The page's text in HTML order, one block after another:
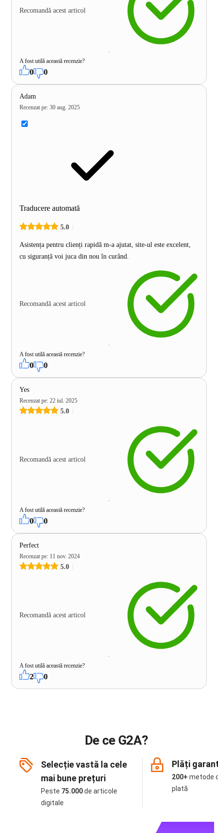
Recomandă acest articol
A fost utilă această recenzie?
0 0
Adam
Recenzat pe: 30 aug. 2025
Traducere automată
5.0
Asistența pentru clienți rapidă m-a ajutat, site-ul este excelent,
cu siguranță voi juca din nou în curând.
Recomandă acest articol
A fost utilă această recenzie?
0 0
Yes
Recenzat pe: 22 iul. 2025
5.0
Recomandă acest articol
A fost utilă această recenzie?
0 0
Perfect
Recenzat pe: 11 nov. 2024
5.0
Recomandă acest articol
A fost utilă această recenzie?
2 0
De ce G2A?
Selecție vastă la cele
mai bune prețuri
Peste 75.000de articole
digitale
Plăți
200+ metode
plată